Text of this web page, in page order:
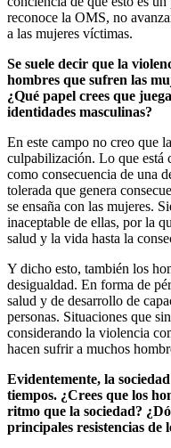
reconoce la OMS, no
a las mujeres víctimas.
Se suele decir que la
hombres que sufren las
¿Qué papel crees que
identidades masculinas?
En este campo no creo que
culpabilización. Lo que está
como consecuencia de una
tolerada que genera
se ensaña con las mujeres.
inaceptable de ellas, por la
salud y la vida hasta la
Y dicho esto, también los
desigualdad. En forma de
salud y de desarrollo de
personas. Situaciones que
considerando la violencia
hacen sufrir a muchos
Evidentemente, la
tiempos. ¿Crees que los
ritmo que la sociedad?
principales resistencias de